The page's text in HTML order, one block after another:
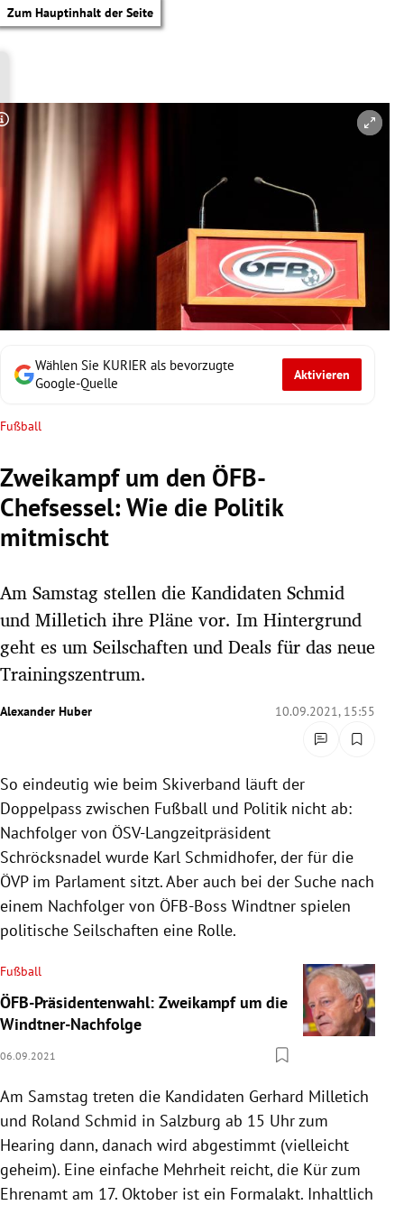
Zum Hauptinhalt der Seite
Untermenü
Untermenü
Untermenü
Untermenü
Untermenü
Untermenü
Untermenü
Wählen Sie KURIER als bevorzugte
Google-Quelle
Aktivieren
Fußball
Zweikampf um den ÖFB-
Chefsessel: Wie die Politik
mitmischt
Am Samstag stellen die Kandidaten Schmid
und Milletich ihre Pläne vor. Im Hintergrund
geht es um Seilschaften und Deals für das neue
Trainingszentrum.
Alexander Huber 10.09.2021, 15:55
Copyright-Hinweis öffnen/schließen
So eindeutig wie beim Skiverband läuft der
Doppelpass zwischen Fußball und Politik nicht ab:
Nachfolger von ÖSV-Langzeitpräsident
Schröcksnadel wurde Karl Schmidhofer, der für die
ÖVP im Parlament sitzt. Aber auch bei der Suche nach
einem Nachfolger von ÖFB-Boss Windtner spielen
politische Seilschaften eine Rolle.
Fußball
ÖFB-Präsidentenwahl: Zweikampf um die
Windtner-Nachfolge
06.09.2021
Am Samstag treten die Kandidaten Gerhard Milletich
und Roland Schmid in Salzburg ab 15 Uhr zum
Hearing dann, danach wird abgestimmt (vielleicht
geheim). Eine einfache Mehrheit reicht, die Kür zum
Ehrenamt am 17. Oktober ist ein Formalakt. Inhaltlich